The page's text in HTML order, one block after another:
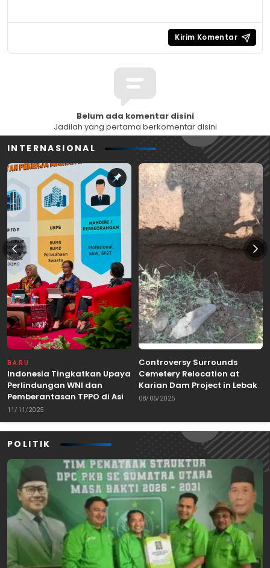
Belum ada komentar disini
Jadilah yang pertama berkomentar disini
INTERNASIONAL
BARU
Indonesia Tingkatkan Upaya
Perlindungan WNI dan
Pemberantasan TPPO di Asia
Tenggara
11/11/2025
Controversy Surrounds
Cemetery Relocation at
Karian Dam Project in Lebak,
Banten
08/06/2025
POLITIK